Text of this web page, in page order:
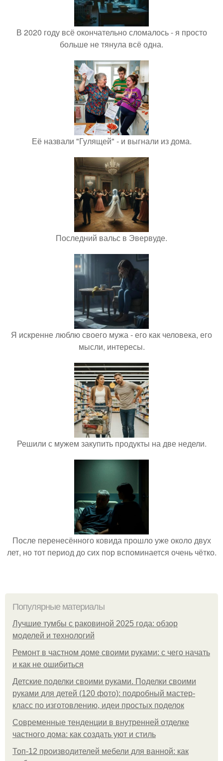
В 2020 году всё окончательно сломалось - я просто
больше не тянула всё одна.
Её назвали "Гулящей" - и выгнали из дома.
Последний вальс в Эвервуде.
Я искренне люблю своего мужа - его как человека, его
мысли, интересы.
Решили с мужем закупить продукты на две недели.
После перенесённого ковида прошло уже около двух
лет, но тот период до сих пор вспоминается очень чётко.
Популярные материалы
Лучшие тумбы с раковиной 2025 года: обзор
моделей и технологий
Ремонт в частном доме своими руками: с чего начать
и как не ошибиться
Детские поделки своими руками. Поделки своими
руками для детей (120 фото): подробный мастер-
класс по изготовлению, идеи простых поделок
Современные тенденции в внутренней отделке
частного дома: как создать уют и стиль
Топ-12 производителей мебели для ванной: как